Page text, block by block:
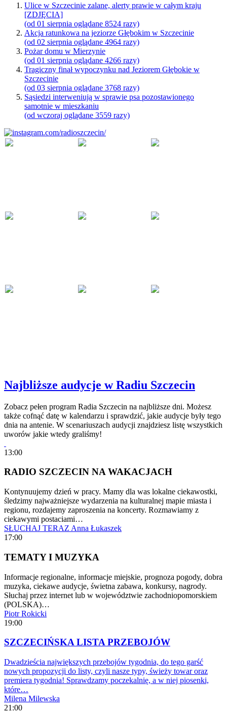
Ulice w Szczecinie zalane, alerty prawie w całym kraju
[ZDJĘCIA]
(od 01 sierpnia oglądane 8524 razy)
Akcja ratunkowa na jeziorze Głębokim w Szczecinie
(od 02 sierpnia oglądane 4964 razy)
Pożar domu w Mierzynie
(od 01 sierpnia oglądane 4266 razy)
Tragiczny finał wypoczynku nad Jeziorem Głębokie w
Szczecinie
(od 03 sierpnia oglądane 3768 razy)
Sąsiedzi interweniują w sprawie psa pozostawionego
samotnie w mieszkaniu
(od wczoraj oglądane 3559 razy)
Najbliższe audycje w Radiu Szczecin
Zobacz pełen program Radia Szczecin na najbliższe dni. Możesz
także cofnąć datę w kalendarzu i sprawdzić, jakie audycje były tego
dnia na antenie. W scenariuszach audycji znajdziesz listę wszystkich
uworów jakie wtedy graliśmy!
13:00
RADIO SZCZECIN NA WAKACJACH
Kontynuujemy dzień w pracy. Mamy dla was lokalne ciekawostki,
śledzimy najważniejsze wydarzenia na kulturalnej mapie miasta i
regionu, rozdajemy zaproszenia na koncerty. Rozmawiamy z
ciekawymi postaciami…
SŁUCHAJ TERAZ Anna Łukaszek
17:00
TEMATY I MUZYKA
Informacje regionalne, informacje miejskie, prognoza pogody, dobra
muzyka, ciekawe audycje, świetna zabawa, konkursy, nagrody.
Słuchaj przez internet lub w województwie zachodniopomorskiem
(POLSKA)…
Piotr Rokicki
19:00
SZCZECIŃSKA LISTA PRZEBOJÓW
Dwadzieścia największych przebojów tygodnia, do tego garść
nowych propozycji do listy, czyli nasze typy, świeży towar oraz
premiera tygodnia! Sprawdzamy poczekalnię, a w niej piosenki,
które…
Milena Milewska
21:00